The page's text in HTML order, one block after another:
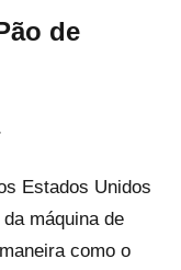
de
Estados Unidos
máquina de
como o